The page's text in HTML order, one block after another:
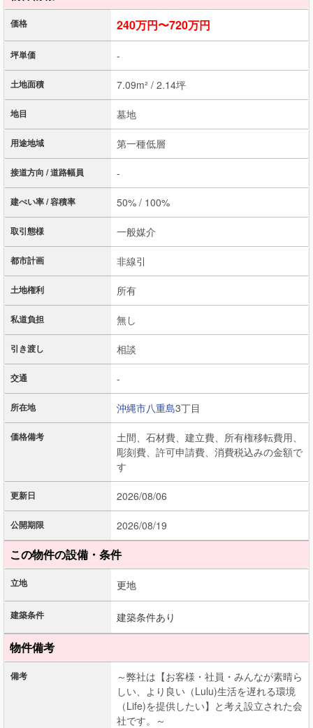
価格 240万円〜720万円
坪単価 -
土地面積 7.09m² / 2.14坪
地目 墓地
用途地域 第一種低層
接道方向 / 道路幅員 -
建ぺい率 / 容積率 50% / 100%
取引態様 一般媒介
都市計画 非線引
土地権利 所有
私道負担 無し
引き渡し 相談
交通 -
所在地 沖縄市八重島3丁目
価格備考
土間、石材費、建立費、所有権移転費用、
彫刻費、許可申請費、消費税込みの金額で
す
更新日 2026/08/06
公開期限 2026/08/19
この物件の設備・条件
立地 更地
建築条件 建築条件あり
物件備考
備考
～弊社は【お客様・社員・みんなが素晴ら
しい、より良い（Lulu)生活を遅れる環境
（Life)を提供したい】と考え設立された会
社です。～